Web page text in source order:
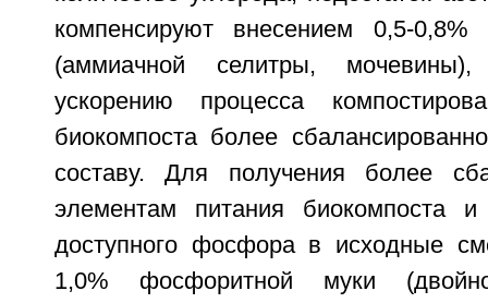
компенсируют внесением 0,5-0,8%
(аммиачной селитры,
ускорению процесса
биокомпоста более
составу. Для получения более
элементам питания биокомпоста
доступного фосфора в исходные
1,0% фосфоритной муки